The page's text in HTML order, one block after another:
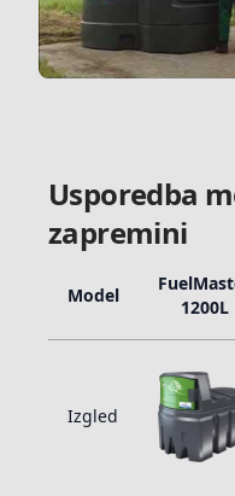
Usporedba
zapremini
Model
1200L
Izgled